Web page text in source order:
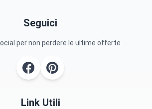
Seguici
per non perdere le ultime offerte
Link Utili